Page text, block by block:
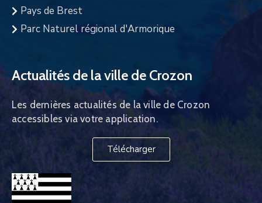
Pays de Brest
Parc Naturel régional d'Armorique
Actualités de la ville de Crozon
Les dernières actualités de la ville de Crozon
accessibles via votre application.
Télécharger